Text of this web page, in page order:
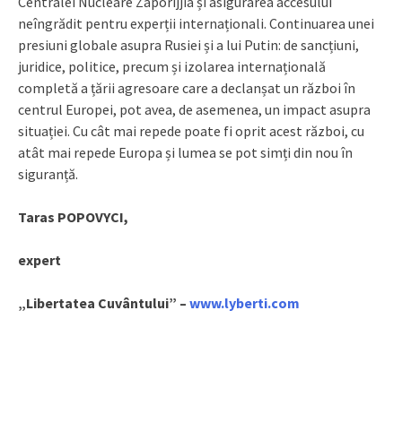
neîngrădit pentru experții internaționali. Continuarea unei
presiuni globale asupra Rusiei și a lui Putin: de sancțiuni,
juridice, politice, precum și izolarea internațională
completă a țării agresoare care a declanșat un război în
centrul Europei, pot avea, de asemenea, un impact asupra
situației. Cu cât mai repede poate fi oprit acest război, cu
atât mai repede Europa și lumea se pot simți din nou în
siguranță.
Taras POPOVYCI,
expert
„Libertatea Cuvântului” – www.lyberti.com